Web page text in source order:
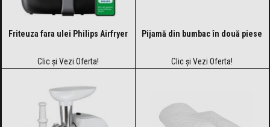
Friteuza fara ulei Philips Airfryer
Clic și Vezi Oferta!
Pijamă din bumbac în două piese
Clic și Vezi Oferta!